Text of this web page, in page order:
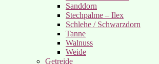
Sanddorn
Stechpalme – Ilex
Schlehe / Schwarzdorn
Tanne
Walnuss
Weide
Getreide